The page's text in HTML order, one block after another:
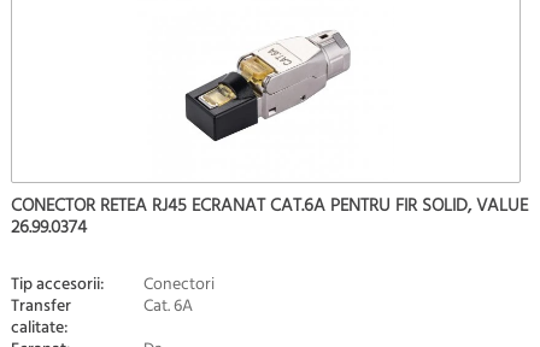
CONECTOR RETEA RJ45 ECRANAT CAT.6A PENTRU FIR SOLID, VALUE
26.99.0374
Tip accesorii: Conectori
Transfer
calitate:
Cat. 6A